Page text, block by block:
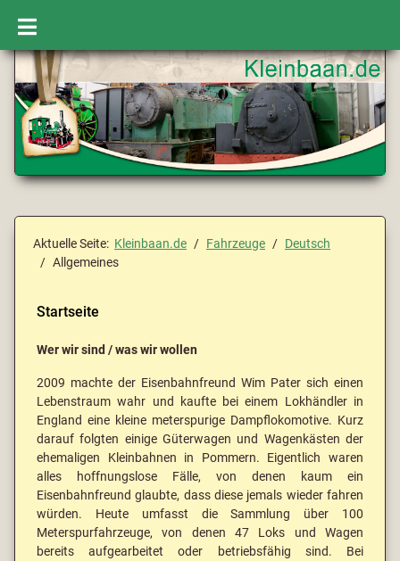
Aktuelle Seite: Kleinbaan.de Fahrzeuge
Deutsch
Allgemeines
Startseite
Wer wir sind / was wir wollen
2009 machte der Eisenbahnfreund Wim Pater sich einen
Lebenstraum wahr und kaufte bei einem Lokhändler in
England eine kleine meterspurige Dampflokomotive. Kurz
darauf folgten einige Güterwagen und Wagenkästen der
ehemaligen Kleinbahnen in Pommern. Eigentlich waren
alles hoffnungslose Fälle, von denen kaum ein
Eisenbahnfreund glaubte, dass diese jemals wieder fahren
würden. Heute umfasst die Sammlung über 100
Meterspurfahrzeuge, von denen 47 Loks und Wagen
bereits aufgearbeitet oder betriebsfähig sind. Bei